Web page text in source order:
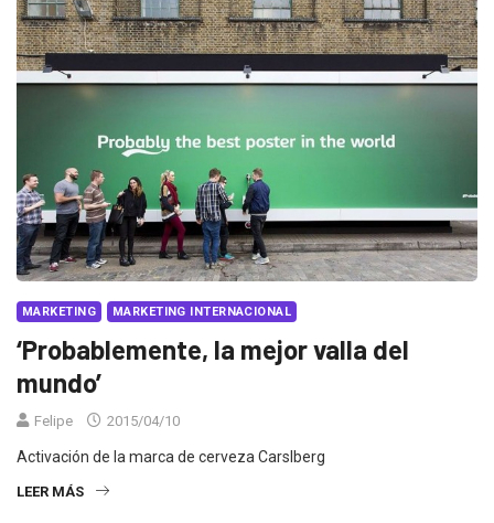
MARKETING MARKETING INTERNACIONAL
‘Probablemente, la mejor valla del
mundo’
Felipe 2015/04/10
Activación de la marca de cerveza Carslberg
LEER MÁS